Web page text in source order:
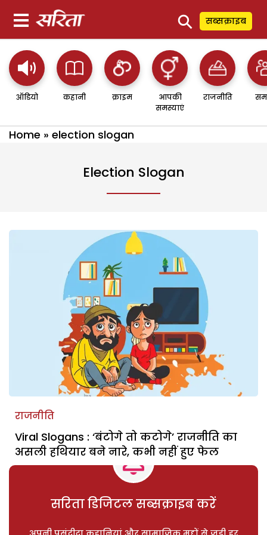
⚲ सब्सक्राइब
ऑडियो कहानी क्राइम
आपकी
समस्याएं
राजनीति
Home » election slogan
Election Slogan
राजनीति
Viral Slogans : ‘बंटोगे तो कटोगे’ राजनीति का
असली हथियार बने नारे, कभी नहीं हुए फेल
सरिता डिजिटल सब्सक्राइब करें